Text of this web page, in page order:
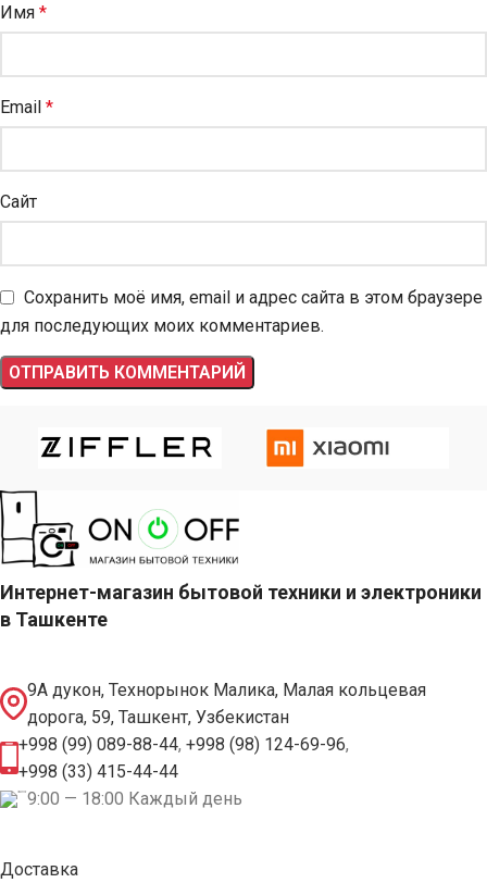
Имя *
Email *
Сайт
Сохранить моё имя, email и адрес сайта в этом браузере
для последующих моих комментариев.
Интернет-магазин бытовой техники и электроники
в Ташкенте
9А дукон, Технорынок Малика, Малая кольцевая
дорога, 59, Ташкент, Узбекистан
+998 (99) 089-88-44, +998 (98) 124-69-96,
+998 (33) 415-44-44
9:00 — 18:00 Каждый день
Доставка